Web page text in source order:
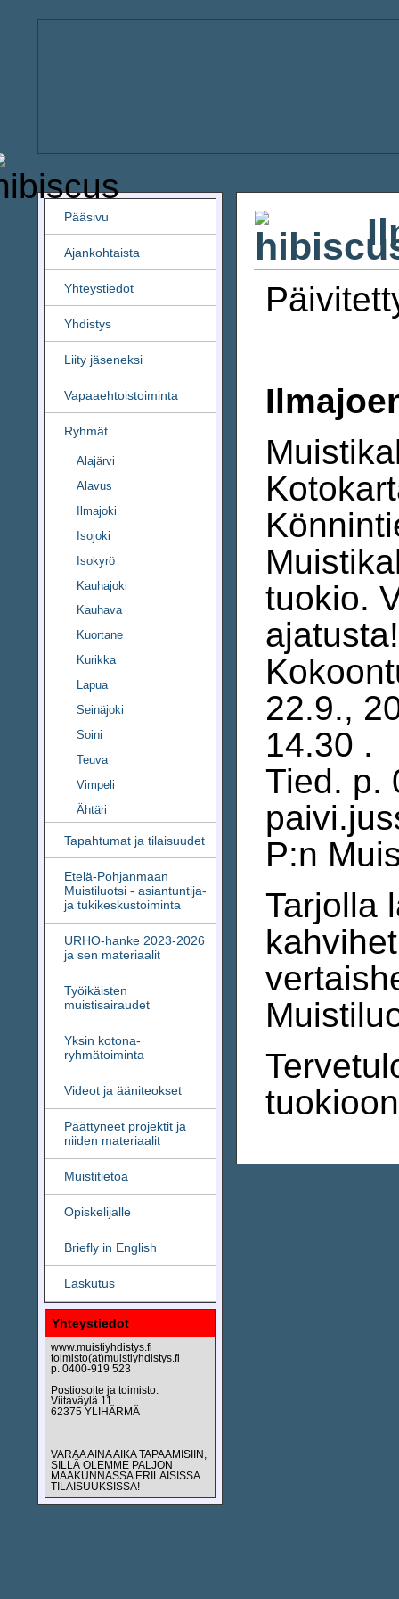
Pääsivu
Ajankohtaista
Yhteystiedot
Yhdistys
Liity jäseneksi
Vapaaehtoistoiminta
Ryhmät
Alajärvi
Alavus
Ilmajoki
Isojoki
Isokyrö
Kauhajoki
Kauhava
Kuortane
Kurikka
Lapua
Seinäjoki
Soini
Teuva
Vimpeli
Ähtäri
Tapahtumat ja tilaisuudet
Etelä-Pohjanmaan
Muistiluotsi - asiantuntija-
ja tukikeskustoiminta
URHO-hanke 2023-2026
ja sen materiaalit
Työikäisten
muistisairaudet
Yksin kotona-
ryhmätoiminta
Videot ja ääniteokset
Päättyneet projektit ja
niiden materiaalit
Muistitietoa
Opiskelijalle
Briefly in English
Laskutus
Yhteystiedot
www.muistiyhdistys.fi
toimisto(at)muistiyhdistys.fi
p. 0400-919 523
Postiosoite ja toimisto:
Viitaväylä 11
62375 YLIHÄRMÄ
VARAA AINA AIKA TAPAAMISIIN,
SILLÄ OLEMME PALJON
MAAKUNNASSA ERILAISISSA
TILAISUUKSISSA!
tuokio.
ajatusta!
22.9.,
14.30 .
Tied. p.
P:n
Tarjolla